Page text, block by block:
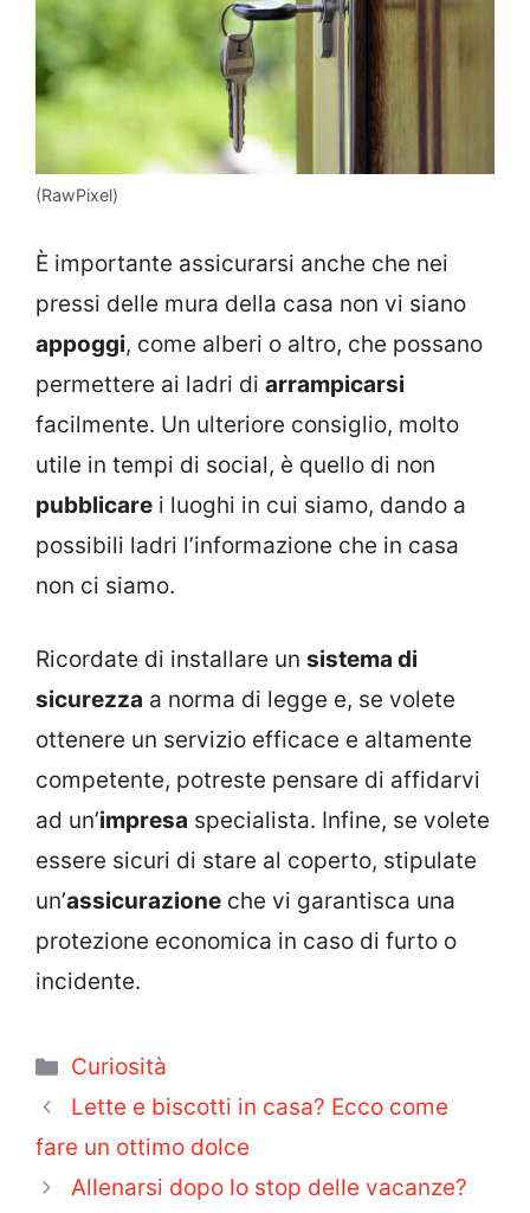
(RawPixel)
È importante assicurarsi anche che nei
pressi delle mura della casa non vi siano
appoggi, come alberi o altro, che possano
permettere ai ladri di arrampicarsi
facilmente. Un ulteriore consiglio, molto
utile in tempi di social, è quello di non
pubblicare i luoghi in cui siamo, dando a
possibili ladri l’informazione che in casa
non ci siamo.
Ricordate di installare un sistema di
sicurezza a norma di legge e, se volete
ottenere un servizio efficace e altamente
competente, potreste pensare di affidarvi
ad un’impresa specialista. Infine, se volete
essere sicuri di stare al coperto, stipulate
un’assicurazione che vi garantisca una
protezione economica in caso di furto o
incidente.
Categorie
Curiosità
Lette e biscotti in casa? Ecco come
fare un ottimo dolce
Allenarsi dopo lo stop delle vacanze?